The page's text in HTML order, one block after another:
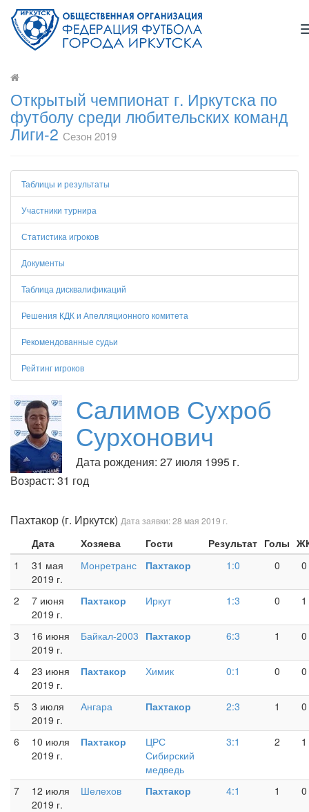
Открытый чемпионат г. Иркутска по
футболу среди любительских команд
Лиги-2 Сезон 2019
Таблицы и результаты
Участники турнира
Статистика игроков
Документы
Таблица дисквалификаций
Решения КДК и Апелляционного комитета
Рекомендованные судьи
Рейтинг игроков
Салимов Сухроб
Сурхонович
Дата рождения: 27 июля 1995 г.
Возраст: 31 год
Пахтакор (г. Иркутск) Дата заявки: 28 мая 2019 г.
Дата Хозяева Гости Результат Голы
1
31 мая
2019 г.
Монретранс Пахтакор 1:0 0 0
2
7 июня
2019 г.
Пахтакор Иркут 1:3 0 1
3
16 июня
2019 г.
Байкал-2003 Пахтакор 6:3 1 0
4
23 июня
2019 г.
Пахтакор Химик 0:1 0 0
5
3 июля
2019 г.
Ангара Пахтакор 2:3 1 0
6
10 июля
2019 г.
Пахтакор
ЦРС
Сибирский
медведь
3:1 2 1
7
12 июля
2019 г.
Шелехов Пахтакор 4:1 1 0